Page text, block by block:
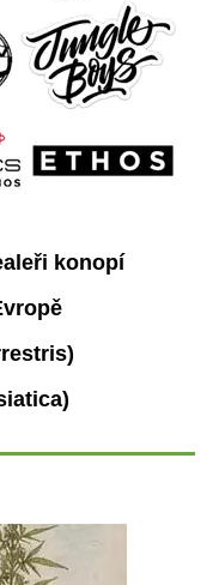
konopí